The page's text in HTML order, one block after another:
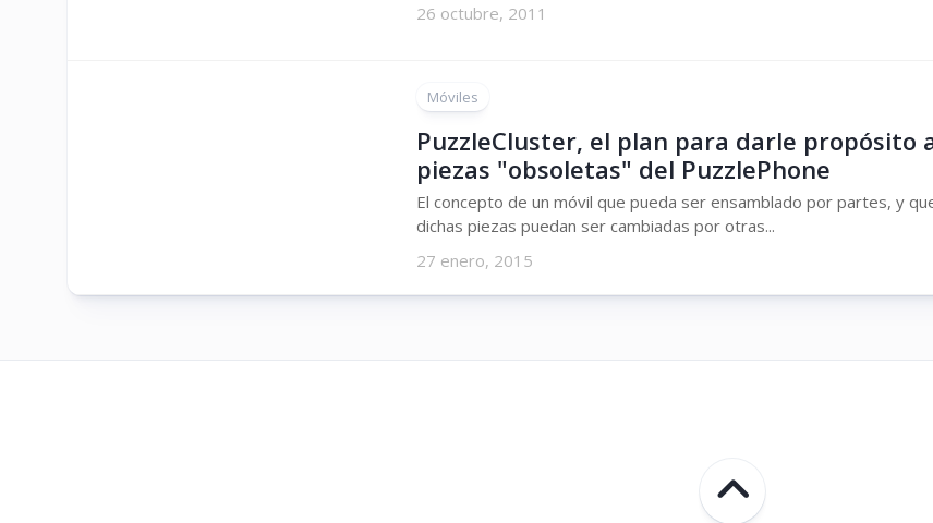
26 octubre, 2011
Móviles
PuzzleCluster, el plan para darle propósito
piezas "obsoletas" del PuzzlePhone
El concepto de un móvil que pueda ser ensamblado por partes, y
dichas piezas puedan ser cambiadas por otras...
27 enero, 2015